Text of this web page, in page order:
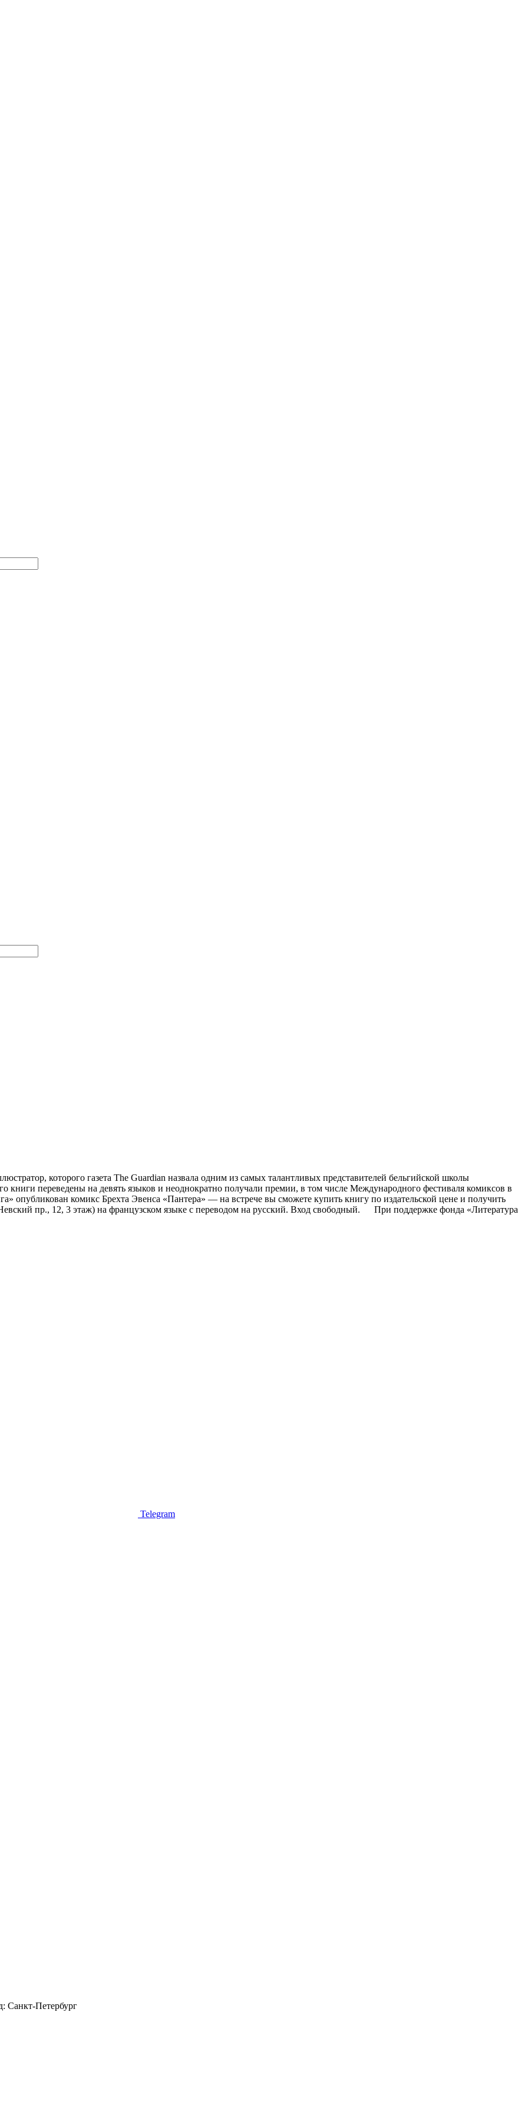
которого газета The Guardian назвала одним из самых талантливых представителей бельгийской школы
переведены на девять языков и неоднократно получали премии, в том числе Международного фестиваля комиксов в
опубликован комикс Брехта Эвенса «Пантера» — на встрече вы сможете купить книгу по издательской цене и получить
пр., 12, 3 этаж) на французском языке с переводом на русский. Вход свободный. При поддержке фонда «Литература
Telegram
Санкт-Петербург